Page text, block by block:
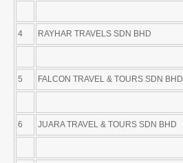
4 RAYHAR TRAVELS SDN BHD
5 FALCON TRAVEL & TOURS SDN BHD
6 JUARA TRAVEL & TOURS SDN BHD